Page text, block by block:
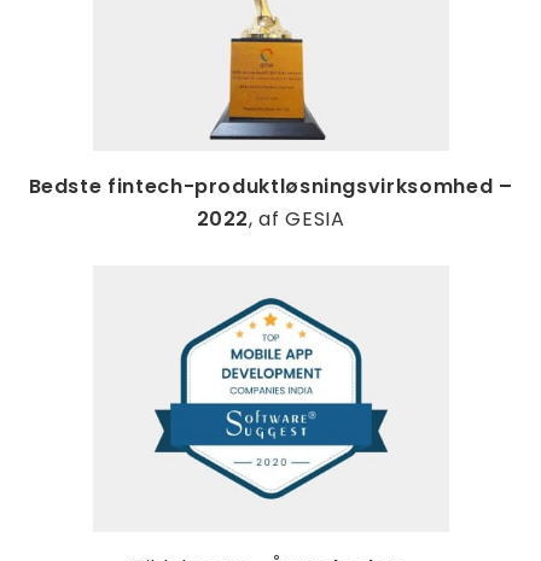
Bedste fintech-produktløsningsvirksomhed –
2022, af GESIA